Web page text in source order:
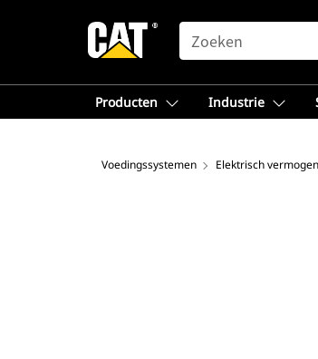
SEARCH
Producten Industrie
Voedingssystemen Elektrisch vermogen